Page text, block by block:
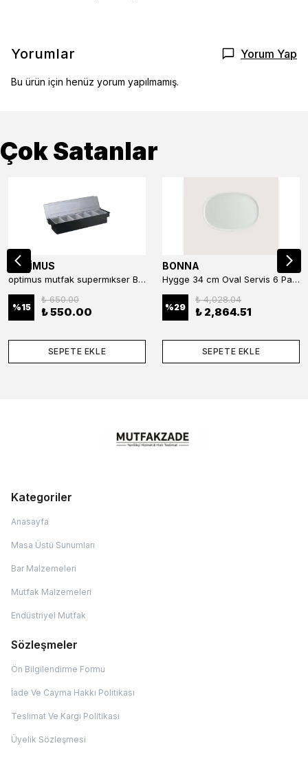
Yorumlar Yorum Yap
Bu ürün için henüz yorum yapılmamış.
Çok Satanlar
OPTİMUS
optimus mutfak supermıkser Bar Konteyner 6'lı 50×16×9 cm Kapaklı Polikarbon Organizer Bar & Kafe
%15
₺ 650.00
₺ 550.00
SEPETE EKLE
BONNA
Hygge 34 cm Oval Servis 6 Parça
%29
₺ 4,028.04
₺ 2,864.51
SEPETE EKLE
Kategoriler
Anasayfa
Masa Üstü Sunumları
Bar Malzemeleri
Mutfak Malzemeleri
Endüstriyel Mutfak
Sözleşmeler
Ön Bilgilendirme Formu
İade Ve Cayma Hakkı Politikası
Teslimat Ve Kargı Politikası
Üyelik Sözleşmesi